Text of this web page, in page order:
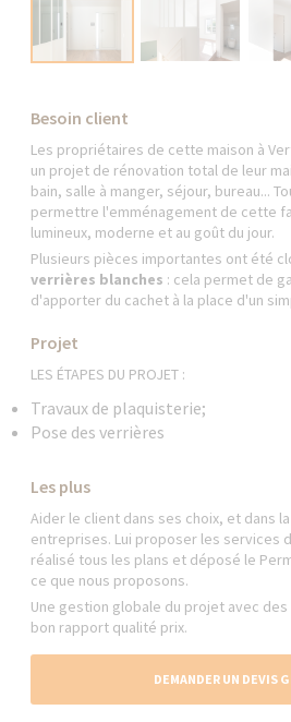
Besoin client
Les propriétaires de cette maison à
un projet de rénovation total de leur
bain, salle à manger, séjour, bureau...
permettre l'emménagement de cette
lumineux, moderne et au goût du jour.
Plusieurs pièces importantes ont été
verrières blanches : cela permet de
d'apporter du cachet à la place d'un
Projet
LES ÉTAPES DU PROJET :
Travaux de plaquisterie;
Pose des verrières
Les plus
Aider le client dans ses choix, et dans
entreprises. Lui proposer les services
réalisé tous les plans et déposé le
ce que nous proposons.
Une gestion globale du projet avec
bon rapport qualité prix.
DEMANDER UN DEVIS